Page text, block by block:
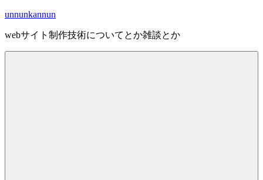
Skip
content
unnunkannun
webサイト制作技術についてとか雑談とか